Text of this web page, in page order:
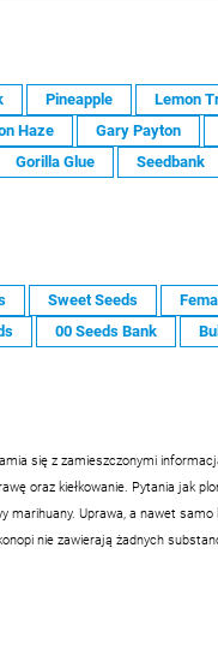
Pineapple Lemon
Haze Gary Payton
Gorilla Glue Seedbank
Sweet Seeds
00 Seeds Bank
się z zamieszczonymi
oraz kiełkowanie. Pytania jak
Uprawa, a nawet samo
nie zawierają żadnych